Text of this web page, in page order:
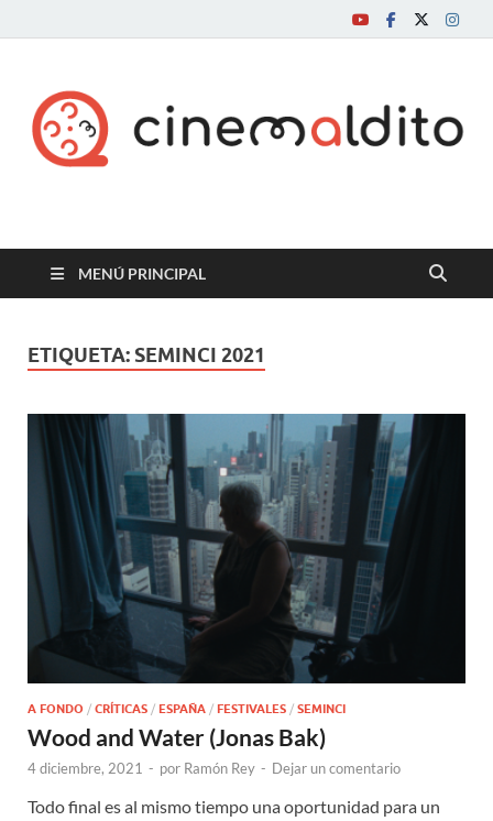
Cine maldito
MENÚ PRINCIPAL
ETIQUETA: SEMINCI 2021
A FONDO / CRÍTICAS / ESPAÑA / FESTIVALES / SEMINCI
Wood and Water (Jonas Bak)
4 diciembre, 2021 - por Ramón Rey - Dejar un comentario
Todo final es al mismo tiempo una oportunidad para un